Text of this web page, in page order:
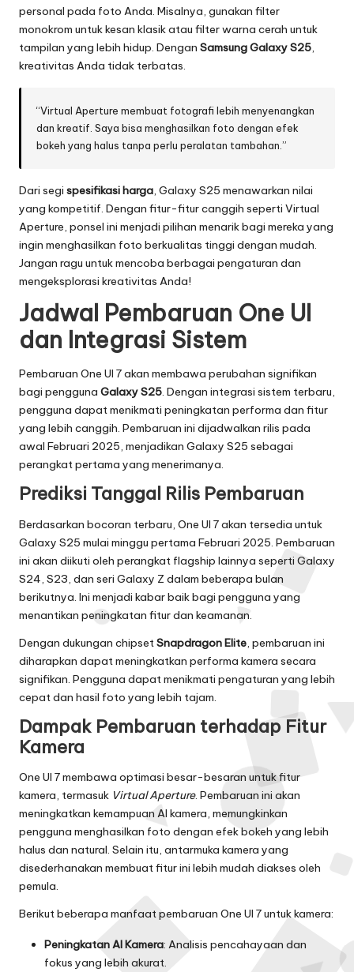
personal pada foto Anda. Misalnya, gunakan filter
monokrom untuk kesan klasik atau filter warna cerah untuk
tampilan yang lebih hidup. Dengan Samsung Galaxy S25,
kreativitas Anda tidak terbatas.
“Virtual Aperture membuat fotografi lebih menyenangkan
dan kreatif. Saya bisa menghasilkan foto dengan efek
bokeh yang halus tanpa perlu peralatan tambahan.”
Dari segi spesifikasi harga, Galaxy S25 menawarkan nilai
yang kompetitif. Dengan fitur-fitur canggih seperti Virtual
Aperture, ponsel ini menjadi pilihan menarik bagi mereka yang
ingin menghasilkan foto berkualitas tinggi dengan mudah.
Jangan ragu untuk mencoba berbagai pengaturan dan
mengeksplorasi kreativitas Anda!
Jadwal Pembaruan One UI
dan Integrasi Sistem
Pembaruan One UI 7 akan membawa perubahan signifikan
bagi pengguna Galaxy S25. Dengan integrasi sistem terbaru,
pengguna dapat menikmati peningkatan performa dan fitur
yang lebih canggih. Pembaruan ini dijadwalkan rilis pada
awal Februari 2025, menjadikan Galaxy S25 sebagai
perangkat pertama yang menerimanya.
Prediksi Tanggal Rilis Pembaruan
Berdasarkan bocoran terbaru, One UI 7 akan tersedia untuk
Galaxy S25 mulai minggu pertama Februari 2025. Pembaruan
ini akan diikuti oleh perangkat flagship lainnya seperti Galaxy
S24, S23, dan seri Galaxy Z dalam beberapa bulan
berikutnya. Ini menjadi kabar baik bagi pengguna yang
menantikan peningkatan fitur dan keamanan.
Dengan dukungan chipset Snapdragon Elite , pembaruan ini
diharapkan dapat meningkatkan performa kamera secara
signifikan. Pengguna dapat menikmati pengaturan yang lebih
cepat dan hasil foto yang lebih tajam.
Dampak Pembaruan terhadap Fitur
Kamera
One UI 7 membawa optimasi besar-besaran untuk fitur
kamera, termasuk Virtual Aperture. Pembaruan ini akan
meningkatkan kemampuan AI kamera, memungkinkan
pengguna menghasilkan foto dengan efek bokeh yang lebih
halus dan natural. Selain itu, antarmuka kamera yang
disederhanakan membuat fitur ini lebih mudah diakses oleh
pemula.
Berikut beberapa manfaat pembaruan One UI 7 untuk kamera:
Peningkatan AI Kamera: Analisis pencahayaan dan
fokus yang lebih akurat.